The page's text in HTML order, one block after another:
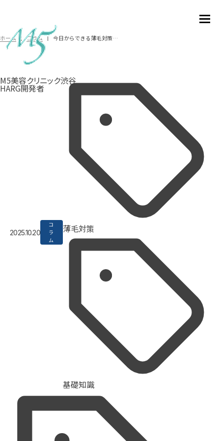
M5美容クリニック渋谷
HARG開発者
ホーム コラム 今日からできる薄毛対策｜原因・症状・効果的な予防方法を徹底解説【桜花クリニック監修】
2025.10.20
コ
ラ
ム
薄毛対策
基礎知識